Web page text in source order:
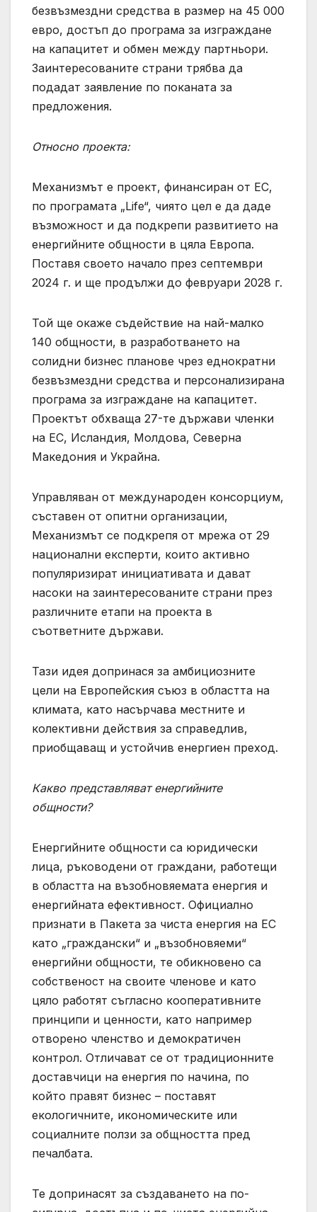
безвъзмездни средства в размер на 45 000
евро, достъп до програма за изграждане
на капацитет и обмен между партньори.
Заинтересованите страни трябва да
подадат заявление по поканата за
предложения.
Относно проекта:
Механизмът е проект, финансиран от ЕС,
по програмата „Life“, чиято цел е да даде
възможност и да подкрепи развитието на
енергийните общности в цяла Европа.
Поставя своето начало през септември
2024 г. и ще продължи до февруари 2028 г.
Той ще окаже съдействие на най-малко
140 общности, в разработването на
солидни бизнес планове чрез еднократни
безвъзмездни средства и персонализирана
програма за изграждане на капацитет.
Проектът обхваща 27-те държави членки
на ЕС, Исландия, Молдова, Северна
Македония и Украйна.
Управляван от международен консорциум,
съставен от опитни организации,
Механизмът се подкрепя от мрежа от 29
национални експерти, които активно
популяризират инициативата и дават
насоки на заинтересованите страни през
различните етапи на проекта в
съответните държави.
Тази идея допринася за амбициозните
цели на Европейския съюз в областта на
климата, като насърчава местните и
колективни действия за справедлив,
приобщаващ и устойчив енергиен преход.
Какво представляват енергийните
общности?
Енергийните общности са юридически
лица, ръководени от граждани, работещи
в областта на възобновяемата енергия и
енергийната ефективност. Официално
признати в Пакета за чиста енергия на ЕС
като „граждански“ и „възобновяеми“
енергийни общности, те обикновено са
собственост на своите членове и като
цяло работят съгласно кооперативните
принципи и ценности, като например
отворено членство и демократичен
контрол. Отличават се от традиционните
доставчици на енергия по начина, по
който правят бизнес – поставят
екологичните, икономическите или
социалните ползи за общността пред
печалбата.
Те допринасят за създаването на по-